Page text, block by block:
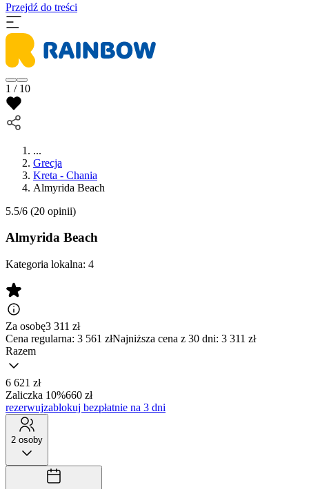
Przejdź do treści
1 / 10
...
Grecja
Kreta - Chania
Almyrida Beach
5.5/6 (20 opinii)
Almyrida Beach
Kategoria lokalna: 4
Za osobę3 311 zł
Cena regularna: 3 561 złNajniższa cena z 30 dni: 3 311 zł
Razem
6 621 zł
Zaliczka 10%660 zł
rezerwujzablokuj bezpłatnie na 3 dni
2 osoby